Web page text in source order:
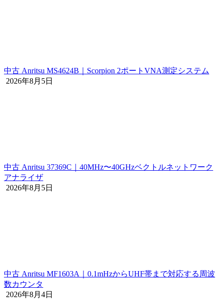
中古 Anritsu MS4624B｜Scorpion 2ポートVNA測定システム
2026年8月5日
中古 Anritsu 37369C｜40MHz〜40GHzベクトルネットワーク
アナライザ
2026年8月5日
中古 Anritsu MF1603A｜0.1mHzからUHF帯まで対応する周波
数カウンタ
2026年8月4日